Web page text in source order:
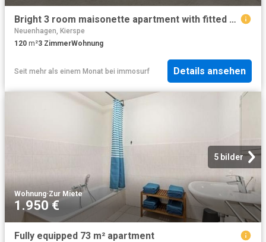
Bright 3 room maisonette apartment with fitted kitchen, loggia and parking space
Neuenhagen, Kierspe
120 m²3 ZimmerWohnung
Seit mehr als einem Monat bei immosurf Details ansehen
5 bilder
Wohnung·Zur Miete
1.950 €
Fully equipped 73 m² apartment